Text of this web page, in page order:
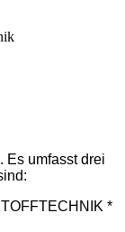
Es umfasst drei
*